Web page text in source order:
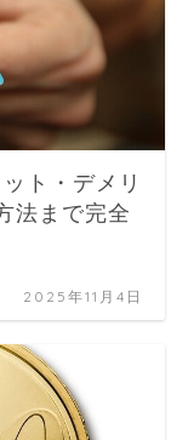
ト・デメリ
法まで完全
2025年11月4日